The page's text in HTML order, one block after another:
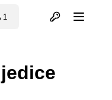
1 Otvori profil